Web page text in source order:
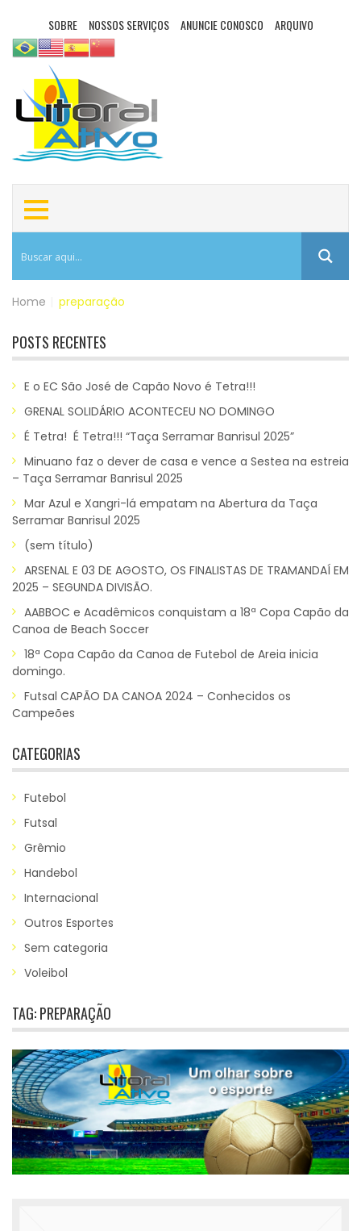
SOBRE NOSSOS SERVIÇOS ANUNCIE CONOSCO ARQUIVO
Home preparação
POSTS RECENTES
E o EC São José de Capão Novo é Tetra!!!
GRENAL SOLIDÁRIO ACONTECEU NO DOMINGO
É Tetra! É Tetra!!! “Taça Serramar Banrisul 2025”
Minuano faz o dever de casa e vence a Sestea na estreia
– Taça Serramar Banrisul 2025
Mar Azul e Xangri-lá empatam na Abertura da Taça
Serramar Banrisul 2025
(sem título)
ARSENAL E 03 DE AGOSTO, OS FINALISTAS DE TRAMANDAÍ EM
2025 – SEGUNDA DIVISÃO.
AABBOC e Acadêmicos conquistam a 18ª Copa Capão da
Canoa de Beach Soccer
18ª Copa Capão da Canoa de Futebol de Areia inicia
domingo.
Futsal CAPÃO DA CANOA 2024 – Conhecidos os
Campeões
CATEGORIAS
Futebol
Futsal
Grêmio
Handebol
Internacional
Outros Esportes
Sem categoria
Voleibol
TAG:PREPARAÇÃO